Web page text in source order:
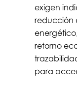
exigen
reducción
retorno
para